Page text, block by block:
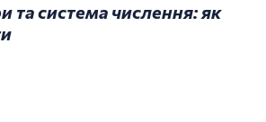
та система числення: як